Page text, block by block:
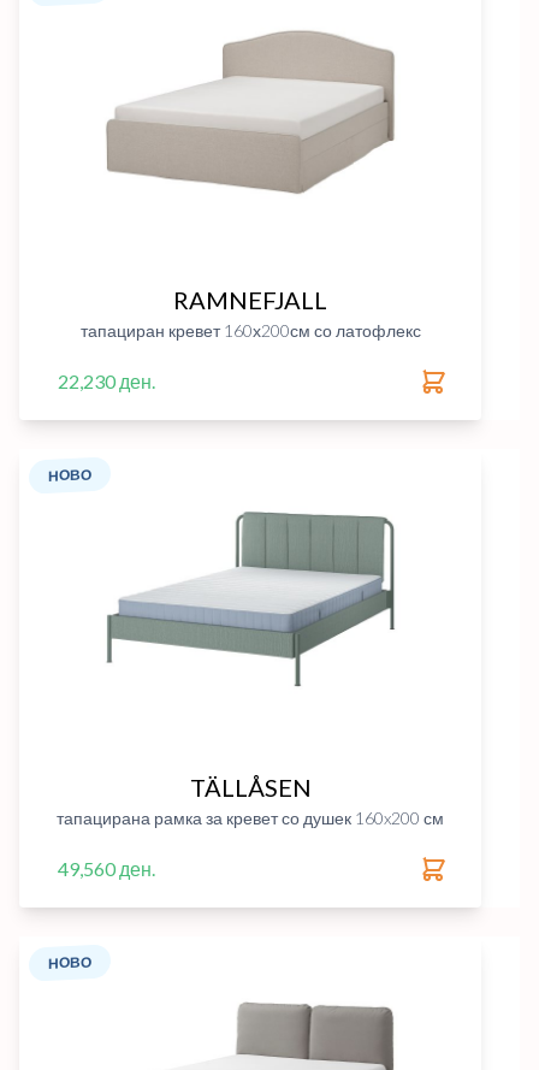
RAMNEFJALL
тапациран кревет 160х200см со латофлекс
22,230 ден.
НОВО
TÄLLÅSEN
тапацирана рамка за кревет со душек 160x200 см
49,560 ден.
НОВО